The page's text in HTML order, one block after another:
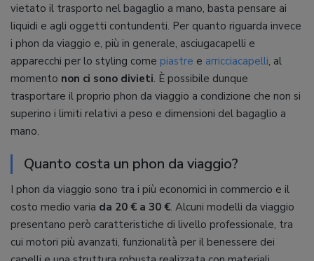
vietato il trasporto nel bagaglio a mano, basta pensare ai
liquidi e agli oggetti contundenti. Per quanto riguarda invece
i phon da viaggio e, più in generale, asciugacapelli e
apparecchi per lo styling come piastre e arricciacapelli, al
momento non ci sono divieti. È possibile dunque
trasportare il proprio phon da viaggio a condizione che non si
superino i limiti relativi a peso e dimensioni del bagaglio a
mano.
Quanto costa un phon da viaggio?
I phon da viaggio sono tra i più economici in commercio e il
costo medio varia da 20 € a 30 €. Alcuni modelli da viaggio
presentano però caratteristiche di livello professionale, tra
cui motori più avanzati, funzionalità per il benessere dei